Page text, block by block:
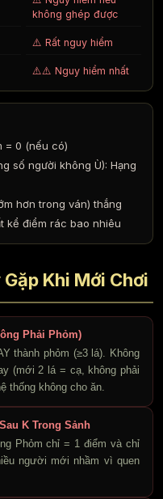
không ghép được
⚠️ Rất nguy hiểm
⚠️⚠️ Nguy hiểm nhất
= 0 (nếu có)
số người không Ù): Hạng
hơn trong ván) thắng
kể điểm rác bao nhiêu
Khi Mới Chơi
Phải Phỏm)
thành phỏm (≥3 lá). Không
(mới 2 lá = cạ, không phải
thống không cho ăn.
K Trong Sảnh
Phỏm chỉ = 1 điểm và chỉ
người mới nhầm vì quen